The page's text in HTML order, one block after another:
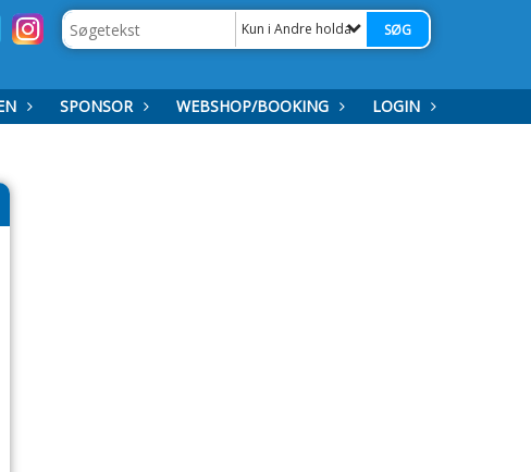
Kun i Andre holdaktiviteter
SPONSOR WEBSHOP/BOOKING LOGIN